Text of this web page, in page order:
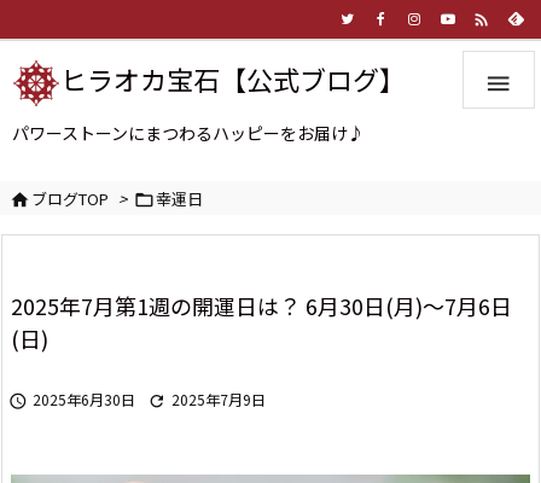


ヒラオカ宝石【公式ブログ】
パワーストーンにまつわるハッピーをお届け♪
ブログTOP > 幸運日
2025年7月第1週の開運日は？ 6月30日(月)～7月6日
(日)
 2025年6月30日  2025年7月9日